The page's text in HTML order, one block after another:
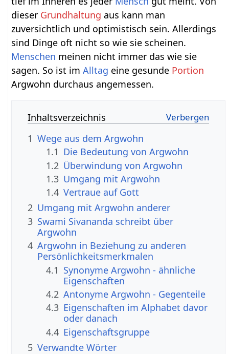
dieser Grundhaltung aus kann man
zuversichtlich und optimistisch sein. Allerdings
sind Dinge oft nicht so wie sie scheinen.
Menschen meinen nicht immer das wie sie
sagen. So ist imAlltag eine gesunde Portion
Argwohn durchaus angemessen.
Inhaltsverzeichnis
1 Wege aus dem Argwohn
1.1 Die Bedeutung von Argwohn
1.2 Überwindung von Argwohn
1.3 Umgang mit Argwohn
1.4 Vertraue auf Gott
2 Umgang mit Argwohn anderer
3 Swami Sivananda schreibt über
Argwohn
4 Argwohn in Beziehung zu anderen
Persönlichkeitsmerkmalen
4.1 Synonyme Argwohn - ähnliche
Eigenschaften
4.2 Antonyme Argwohn - Gegenteile
4.3 Eigenschaften im Alphabet davor
oder danach
4.4 Eigenschaftsgruppe
5 Verwandte Wörter